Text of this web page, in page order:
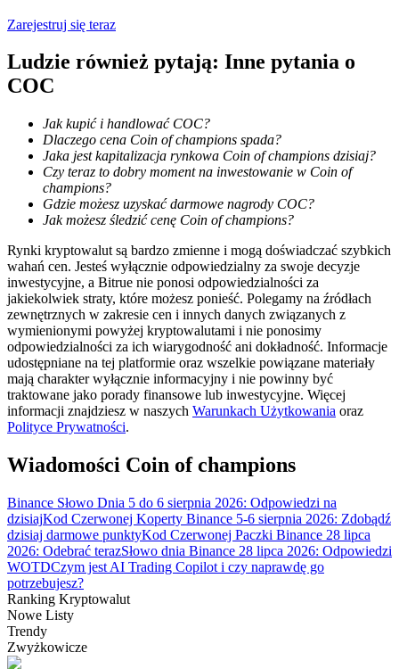
Informacja
Analiza Big Data, w tym informacje handlowe itp.
Przewodnik
Przewodnik dla początkujących dotyczący kontraktów futures
Strategie handlowe
Dowiedz się, jak zachować rentowność
Zarejestruj się teraz
Ludzie również pytają: Inne pytania o
COC
Jak kupić i handlować COC?
Dlaczego cena Coin of champions spada?
Jaka jest kapitalizacja rynkowa Coin of champions dzisiaj?
Czy teraz to dobry moment na inwestowanie w Coin of
champions?
Gdzie możesz uzyskać darmowe nagrody COC?
Jak możesz śledzić cenę Coin of champions?
Rynki kryptowalut są bardzo zmienne i mogą doświadczać szybkich
wahań cen. Jesteś wyłącznie odpowiedzialny za swoje decyzje
inwestycyjne, a Bitrue nie ponosi odpowiedzialności za
jakiekolwiek straty, które możesz ponieść. Polegamy na źródłach
zewnętrznych w zakresie cen i innych danych związanych z
wymienionymi powyżej kryptowalutami i nie ponosimy
odpowiedzialności za ich wiarygodność ani dokładność. Informacje
udostępniane na tej platformie oraz wszelkie powiązane materiały
mają charakter wyłącznie informacyjny i nie powinny być
traktowane jako porady finansowe lub inwestycyjne. Więcej
informacji znajdziesz w naszych Warunkach Użytkowania oraz
Polityce Prywatności.
Wiadomości Coin of champions
Binance Słowo Dnia 5 do 6 sierpnia 2026: Odpowiedzi na
dzisiajKod Czerwonej Koperty Binance 5-6 sierpnia 2026: Zdobądź
dzisiaj darmowe punktyKod Czerwonej Paczki Binance 28 lipca
2026: Odebrać terazSłowo dnia Binance 28 lipca 2026: Odpowiedzi
WOTDCzym jest AI Trading Copilot i czy naprawdę go
potrzebujesz?
Ranking Kryptowalut
Nowe Listy
Trendy
Zwyżkowicze